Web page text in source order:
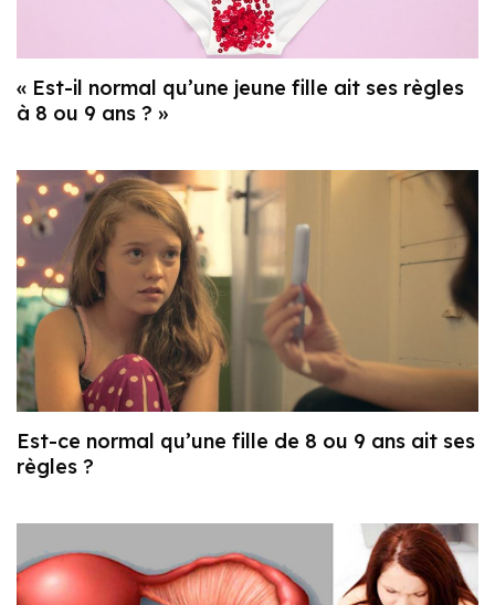
« Est-il normal qu’une jeune fille ait ses règles
à 8 ou 9 ans ? »
Est-ce normal qu’une fille de 8 ou 9 ans ait ses
règles ?